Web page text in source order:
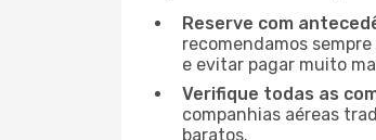
Reserve com
recomendamos
e evitar pagar muito
Verifique todas as
companhias aéreas
baratos.